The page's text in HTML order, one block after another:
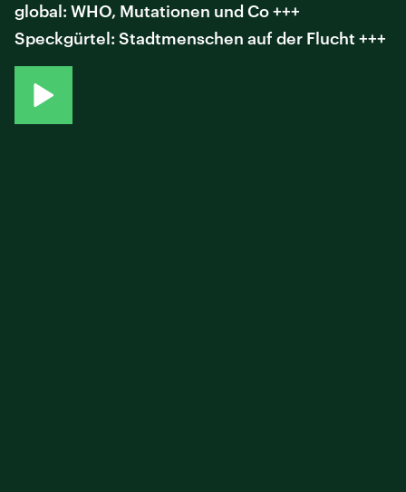
global: WHO, Mutationen und Co +++
Speckgürtel: Stadtmenschen auf der Flucht +++